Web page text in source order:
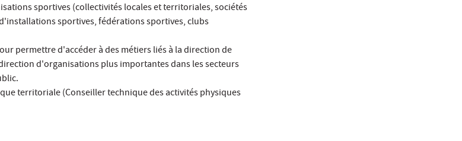
sportives (collectivités locales et territoriales, sociétés
sportives, fédérations sportives, clubs
permettre d'accéder à des métiers liés à la direction de
d'organisations plus importantes dans les secteurs
territoriale (Conseiller technique des activités physiques